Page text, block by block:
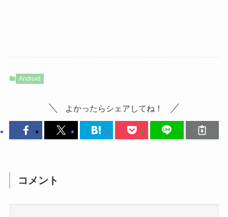
Android
よかったらシェアしてね！
コメント